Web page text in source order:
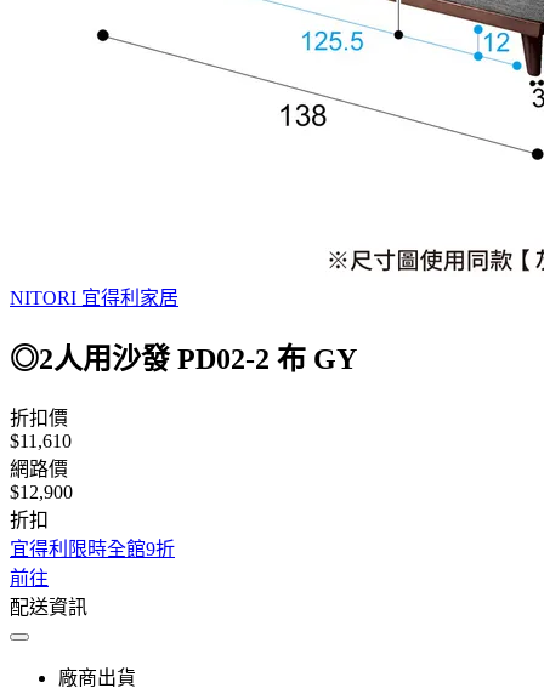
NITORI 宜得利家居
◎2人用沙發 PD02-2 布 GY
折扣價
$11,610
網路價
$12,900
折扣
宜得利限時全館9折
前往
配送資訊
廠商出貨